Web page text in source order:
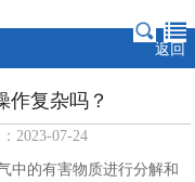
返回
作复杂吗？
2023-07-24
的有害物质进行分解和